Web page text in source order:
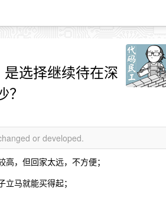
选择继续待在深
or developed.
，但回家太远，不方便；
马就能买得起；